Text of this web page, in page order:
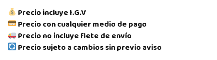
Precio incluye I.G.V
Precio con cualquier medio de pago
Precio no incluye flete de envío
Precio sujeto a cambios sin previo aviso